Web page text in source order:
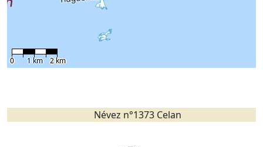
0 1 km 2 km
Névez n°1373 Celan